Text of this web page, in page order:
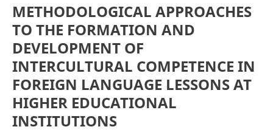
METHODOLOGICAL APPROACHES
TO THE FORMATION AND
DEVELOPMENT OF
INTERCULTURAL COMPETENCE IN
FOREIGN LANGUAGE LESSONS AT
HIGHER EDUCATIONAL
INSTITUTIONS